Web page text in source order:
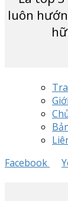
luôn
Facebook